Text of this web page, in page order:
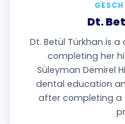
Dt.
Dt. Betül Türkhan is
completing her
Süleyman Demirel
dental education
after completing a